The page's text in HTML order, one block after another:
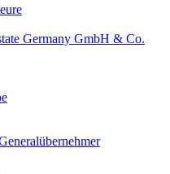
Germany GmbH & Co.